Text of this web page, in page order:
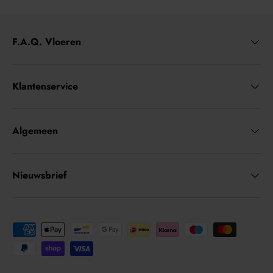
F.A.Q. Vloeren
Klantenservice
Algemeen
Nieuwsbrief
Geaccepteerde betaalmethoden